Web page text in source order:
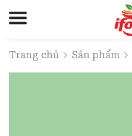
Trang chủ Sản phẩm